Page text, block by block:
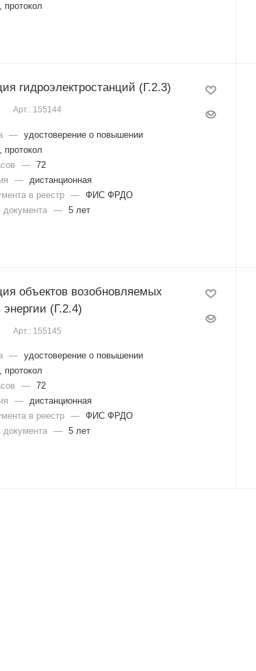
протокол
гидроэлектростанций (Г.2.3)
Арт.: 155144
— удостоверение о повышении
протокол
— 72
—
дистанционная
в реестр
— ФИС ФРДО
документа
— 5 лет
объектов возобновляемых
энергии (Г.2.4)
Арт.: 155145
— удостоверение о повышении
протокол
— 72
— дистанционная
в реестр
— ФИС ФРДО
документа
— 5 лет